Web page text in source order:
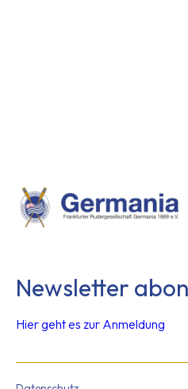
Newsletter
Hier geht es zur Anmeldung